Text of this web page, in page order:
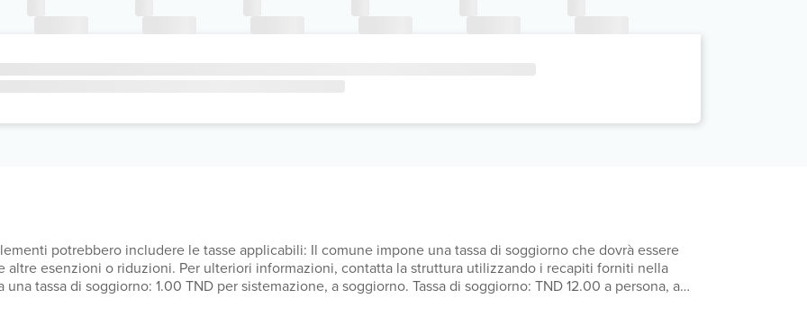
potrebbero includere le tasse applicabili: Il comune impone una tassa di soggiorno che dovrà essere
altre esenzioni o riduzioni. Per ulteriori informazioni, contatta la struttura utilizzando i recapiti forniti nella
tassa di soggiorno: 1.00 TND per sistemazione, a soggiorno. Tassa di soggiorno: TND 12.00 a persona, a